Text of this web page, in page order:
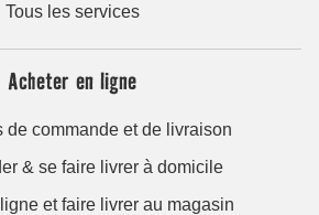
Tous les services
Acheter en ligne
de commande et de livraison
& se faire livrer à domicile
et faire livrer au magasin